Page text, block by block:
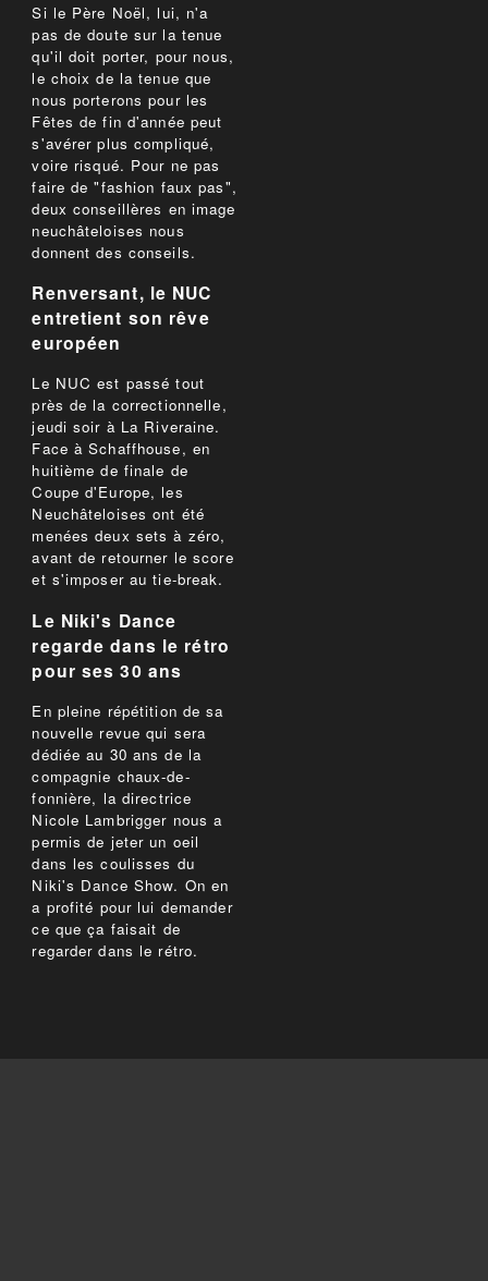
Si le Père Noël, lui, n'a
pas de doute sur la tenue
qu'il doit porter, pour nous,
le choix de la tenue que
nous porterons pour les
Fêtes de fin d'année peut
s'avérer plus compliqué,
voire risqué. Pour ne pas
faire de "fashion faux pas",
deux conseillères en image
neuchâteloises nous
donnent des conseils.
Renversant, le NUC
entretient son rêve
européen
Le NUC est passé tout
près de la correctionnelle,
jeudi soir à La Riveraine.
Face à Schaffhouse, en
huitième de finale de
Coupe d'Europe, les
Neuchâteloises ont été
menées deux sets à zéro,
avant de retourner le score
et s'imposer au tie-break.
Le Niki's Dance
regarde dans le rétro
pour ses 30 ans
En pleine répétition de sa
nouvelle revue qui sera
dédiée au 30 ans de la
compagnie chaux-de-
fonnière, la directrice
Nicole Lambrigger nous a
permis de jeter un oeil
dans les coulisses du
Niki's Dance Show. On en
a profité pour lui demander
ce que ça faisait de
regarder dans le rétro.